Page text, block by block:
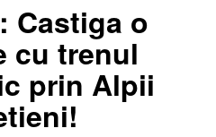
o
trenul
prin Alpii